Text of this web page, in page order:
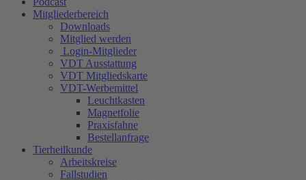
Mitgliederbereich
Downloads
Mitglied werden
Login-Mitglieder
VDT Ausstattung
VDT Mitgliedskarte
VDT-Werbemittel
Leuchtkasten
Magnetfolie
Praxisfahne
Bestellanfrage
Tierheilkunde
Arbeitskreise
Fallstudien